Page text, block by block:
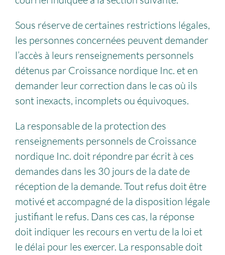
Sous réserve de certaines restrictions légales,
les personnes concernées peuvent demander
l’accès à leurs renseignements personnels
détenus par Croissance nordique Inc. et en
demander leur correction dans le cas où ils
sont inexacts, incomplets ou équivoques.
La responsable de la protection des
renseignements personnels de Croissance
nordique Inc. doit répondre par écrit à ces
demandes dans les 30 jours de la date de
réception de la demande. Tout refus doit être
motivé et accompagné de la disposition légale
justifiant le refus. Dans ces cas, la réponse
doit indiquer les recours en vertu de la loi et
le délai pour les exercer. La responsable doit